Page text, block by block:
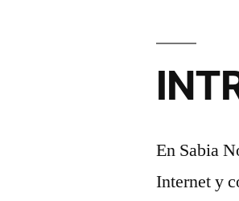
En Sabia
Internet y